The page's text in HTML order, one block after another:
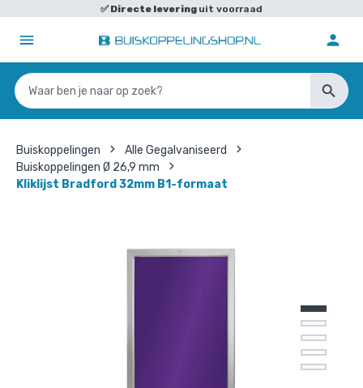
✅Directe levering uit voorraad
Buiskoppelingen
Alle Gegalvaniseerd
Buiskoppelingen Ø 26,9 mm
Kliklijst Bradford 32mm B1-formaat